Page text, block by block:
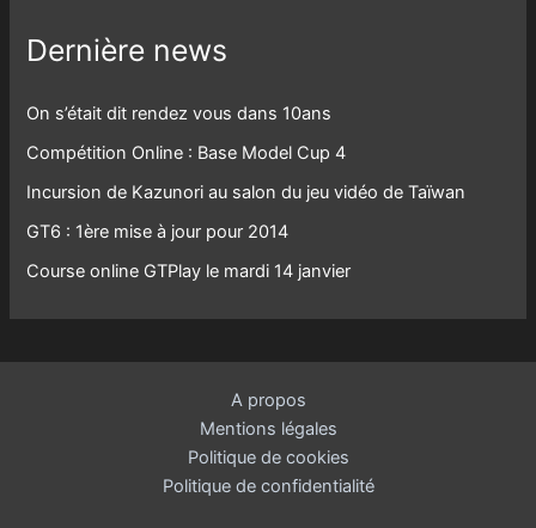
Dernière news
On s’était dit rendez vous dans 10ans
Compétition Online : Base Model Cup 4
Incursion de Kazunori au salon du jeu vidéo de Taïwan
GT6 : 1ère mise à jour pour 2014
Course online GTPlay le mardi 14 janvier
A propos
Mentions légales
Politique de cookies
Politique de confidentialité